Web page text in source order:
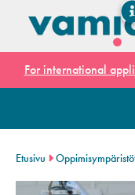
For international
Etusivu